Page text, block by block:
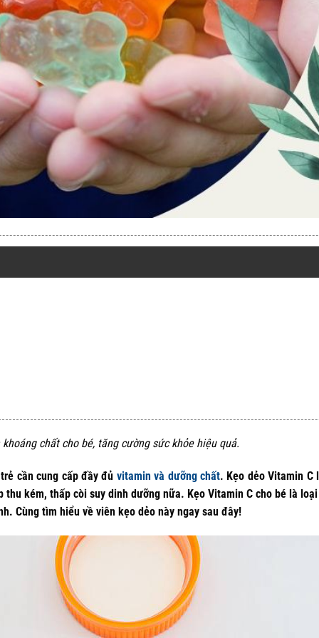
chất cho bé, tăng cường sức khỏe hiệu quả.
cần cung cấp đầy đủ vitamin và dưỡng chất. Kẹo dẻo Vitamin C
kém, thấp còi suy dinh dưỡng nữa. Kẹo Vitamin C cho bé là
Cùng tìm hiểu về viên kẹo dẻo này ngay sau đây!